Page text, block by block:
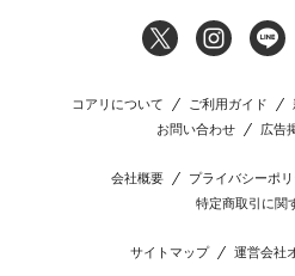
コアリについて ご利用ガイド
お問い合わせ
広告
会社概要 プライバシーポ
特定商取引に関
サイトマップ 運営会社